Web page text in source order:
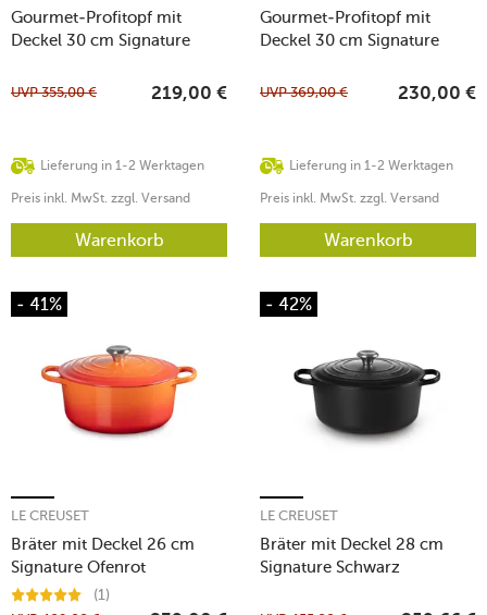
Gourmet-Profitopf mit
Deckel 30 cm Signature
Lieferung in 1-2 Werktagen
UVP355,00 € 219,00 €
Preis inkl. MwSt. zzgl. Versand
Warenkorb
Gourmet-Profitopf mit
Deckel 30 cm Signature
Lieferung in 1-2 Werktagen
UVP369,00 € 230,00 €
Preis inkl. MwSt. zzgl. Versand
Warenkorb
- 41%
Bräter mit Deckel 26 cm
Signature Ofenrot
LE CREUSET
(1)
- 42%
Bräter mit Deckel 28 cm
Signature Schwarz
LE CREUSET